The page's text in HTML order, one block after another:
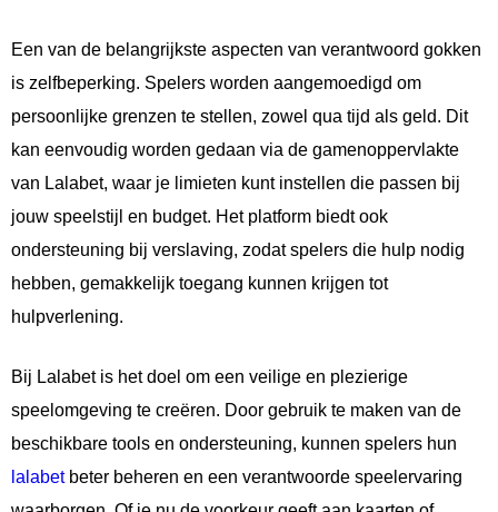
Een van de belangrijkste aspecten van verantwoord gokken
is zelfbeperking. Spelers worden aangemoedigd om
persoonlijke grenzen te stellen, zowel qua tijd als geld. Dit
kan eenvoudig worden gedaan via de gamenoppervlakte
van Lalabet, waar je limieten kunt instellen die passen bij
jouw speelstijl en budget. Het platform biedt ook
ondersteuning bij verslaving, zodat spelers die hulp nodig
hebben, gemakkelijk toegang kunnen krijgen tot
hulpverlening.
Bij Lalabet is het doel om een veilige en plezierige
speelomgeving te creëren. Door gebruik te maken van de
beschikbare tools en ondersteuning, kunnen spelers hun
lalabetbeter beheren en een verantwoorde speelervaring